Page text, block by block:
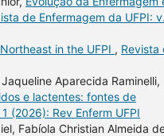
de Enfermagem da UFPI:
in the UFPI , Revista
Aparecida Raminelli,
e lactentes: fontes de
(2026): Rev Enferm UFPI
Fabíola Christian Almeida